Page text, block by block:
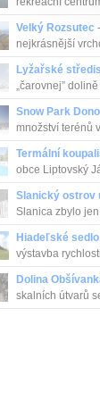
Velký Rozsutec
nejkrásnější
Lyžařské
„čarovnej”
Snow Park
množství terénů
Termální
obce Liptovský
Slanický ostrov
Slanica zbylo
Hiadeľské sedlo
výstavba
Dolina
skalních útvarů